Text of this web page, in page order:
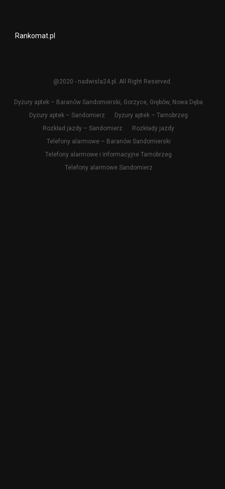
Rankomat.pl
@2020 - nadwisla24.pl. All Right Reserved.
Dyżury aptek – Baranów Sandomierski, Gorzyce, Grębów, Nowa Dęba
Dyżury aptek – Sandomierz
Dyżury aptek – Tarnobrzeg
Rozkład jazdy – Sandomierz
Rozkłady jazdy
Telefony alarmowe – Baranów Sandomierski
Telefony alarmowe i informacyjne Tarnobrzeg
Telefony alarmowe Sandomierz